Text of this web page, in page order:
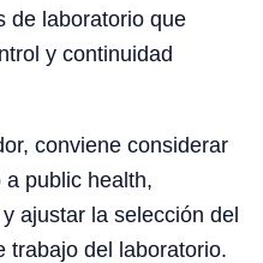
de laboratorio que
y continuidad
conviene considerar
public health,
ajustar la selección del
trabajo del laboratorio.